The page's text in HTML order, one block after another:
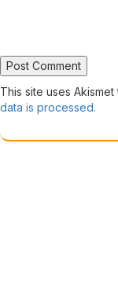
This site uses
data is processed.